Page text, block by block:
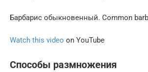
Барбарис обыкновенный. Common
Watch this video on YouTube
Способы размножения